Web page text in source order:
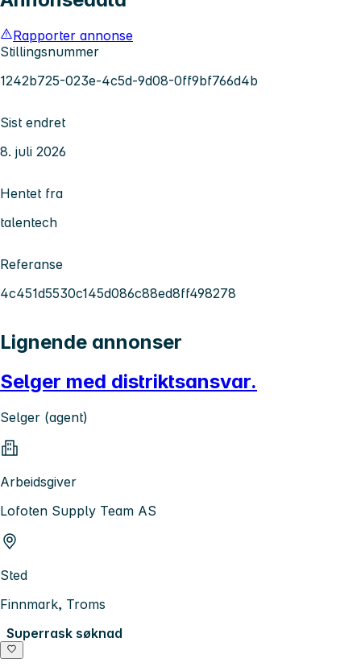
Rapporter annonse
Stillingsnummer
1242b725-023e-4c5d-9d08-0ff9bf766d4b
Sist endret
8. juli 2026
Hentet fra
talentech
Referanse
4c451d5530c145d086c88ed8ff498278
Lignende annonser
Selger med distriktsansvar.
Selger (agent)
Arbeidsgiver
Lofoten Supply Team AS
Sted
Finnmark, Troms
Superrask søknad